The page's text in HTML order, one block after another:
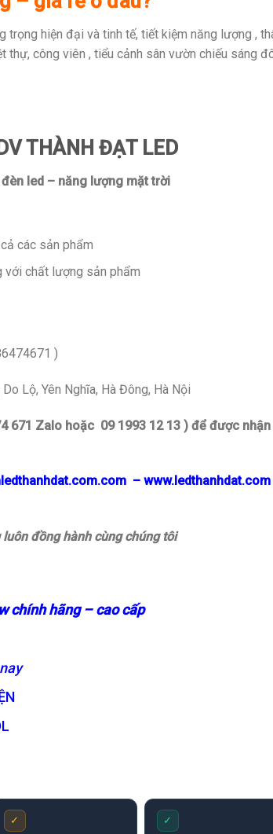
trọng hiện đại và tinh tế, tiết kiệm năng lượng ,
thự, công viên , tiểu cảnh sân vườn chiếu sáng
THÀNH ĐẠT LED
led – năng lượng mặt trời
các sản phẩm
chất lượng sản phẩm
)
Lộ, Yên Nghĩa, Hà Đông, Hà Nội
671 Zalo hoặc 09 1993 12 13 ) để được nhận
– www.ledthanhdat.com
đồng hành cùng chúng tôi
chính hãng – cao cấp
✓ ✓